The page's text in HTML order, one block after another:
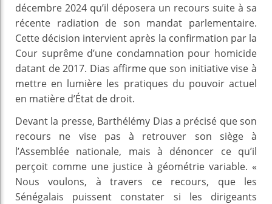
décembre 2024 qu’il déposera un recours suite à sa
récente radiation de son mandat parlementaire.
Cette décision intervient après la confirmation par la
Cour suprême d’une condamnation pour homicide
datant de 2017. Dias affirme que son initiative vise à
mettre en lumière les pratiques du pouvoir actuel
en matière d’État de droit.
Devant la presse, Barthélémy Dias a précisé que son
recours ne vise pas à retrouver son siège à
l’Assemblée nationale, mais à dénoncer ce qu’il
perçoit comme une justice à géométrie variable. «
Nous voulons, à travers ce recours, que les
Sénégalais puissent constater si les dirigeants